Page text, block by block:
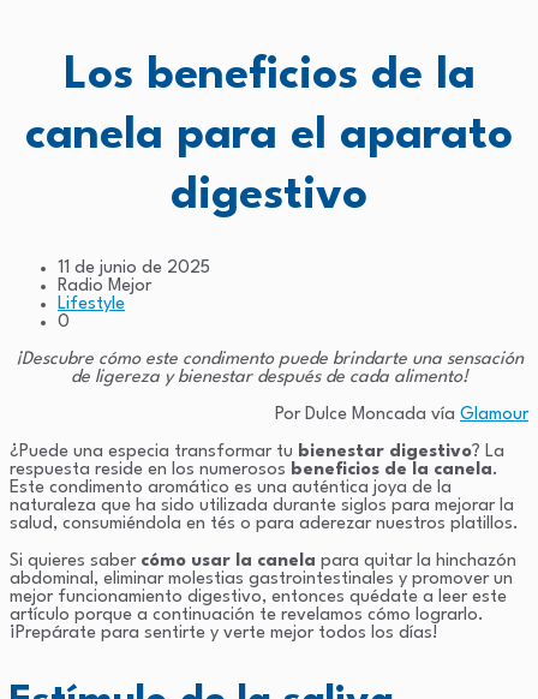
Los beneficios de la
canela para el aparato
digestivo
11 de junio de 2025
Radio Mejor
Lifestyle
0
¡Descubre cómo este condimento puede brindarte una sensación
de ligereza y bienestar después de cada alimento!
Por Dulce Moncada vía Glamour
¿Puede una especia transformar tu bienestar digestivo? La
respuesta reside en los numerosos beneficios de la canela.
Este condimento aromático es una auténtica joya de la
naturaleza que ha sido utilizada durante siglos para mejorar la
salud, consumiéndola en tés o para aderezar nuestros platillos.
Si quieres saber cómo usar la canela para quitar la hinchazón
abdominal, eliminar molestias gastrointestinales y promover un
mejor funcionamiento digestivo, entonces quédate a leer este
artículo porque a continuación te revelamos cómo lograrlo.
¡Prepárate para sentirte y verte mejor todos los días!